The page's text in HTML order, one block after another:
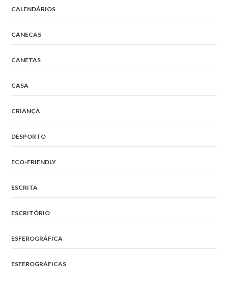
CALENDÁRIOS
CANECAS
CANETAS
CASA
CRIANÇA
DESPORTO
ECO-FRIENDLY
ESCRITA
ESCRITÓRIO
ESFEROGRÁFICA
ESFEROGRÁFICAS